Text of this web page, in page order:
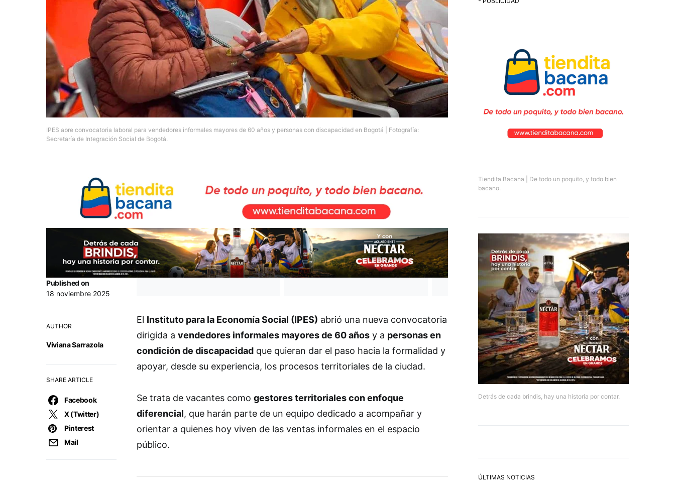
IPES abre convocatoria laboral para vendedores informales mayores de 60 años y personas con discapacidad en Bogotá | Fotografía:
Secretaría de Integración Social de Bogotá.
Published on
18 noviembre 2025
AUTHOR
Viviana Sarrazola
SHARE ARTICLE
Facebook
X (Twitter)
Pinterest
Mail
El Instituto para la Economía Social (IPES) abrió una nueva convocatoria
dirigida a vendedores informales mayores de 60 años y a personas en
condición de discapacidad que quieran dar el paso hacia la formalidad y
apoyar, desde su experiencia, los procesos territoriales de la ciudad.
Se trata de vacantes como gestores territoriales con enfoque
diferencial, que harán parte de un equipo dedicado a acompañar y
orientar a quienes hoy viven de las ventas informales en el espacio
público.
Tiendita Bacana | De todo un poquito, y todo bien
bacano.
Detrás de cada brindis, hay una historia por contar.
ÚLTIMAS NOTICIAS